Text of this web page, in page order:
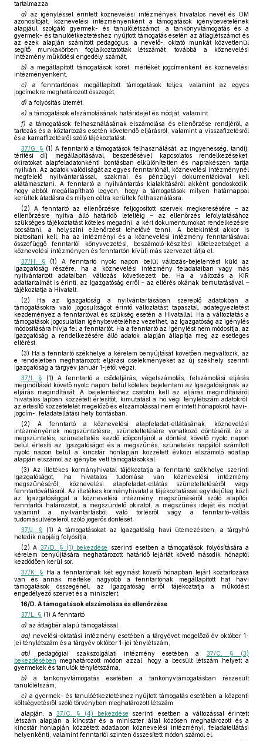
tartalmazza
a) az igényléssel érintett köznevelési intézmények hivatalos nevét és OM
azonosítóját, köznevelési intézményenként a támogatások igénybevételének
alapjául szolgáló gyermek- és tanulólétszámot, a tankönyvtámogatás és a
gyermek- és tanulóétkeztetéshez nyújtott támogatás esetén az átlaglétszámot és
az ezek alapján számított pedagógus, a nevelő-, oktató munkát közvetlenül
segítő munkakörben foglalkoztatottak létszámát, továbbá a köznevelési
intézmény működési engedély számát,
b) a megállapított támogatások körét, mértékét jogcímenként és köznevelési
intézményenként,
c) a fenntartónak megállapított támogatások teljes, valamint az egyes
jogcímekre meghatározott összegét,
d) a folyósítás ütemét,
e) a támogatások elszámolásának határidejét és módját, valamint
f) a támogatások felhasználásának elszámolása és ellenőrzése rendjéről, a
tartozás és a köztartozás esetén követendő eljárásról, valamint a visszafizetésről
és a kamatfizetésről szóló tájékoztatást.
37/G. § (1) A fenntartó a támogatások felhasználását, az ingyenesség, tandíj,
térítési díj megállapításával, beszedésével kapcsolatos rendelkezéseket,
okiratokat alapfeladatonkénti bontásban elkülönítetten és naprakészen tartja
nyilván. Az adatok valódiságát az egyes fenntartónál, köznevelési intézménynél
megfelelő nyilvántartással, szakmai és pénzügyi dokumentációval kell
alátámasztani. A fenntartó a nyilvántartás kialakításáról akként gondoskodik,
hogy abból megállapítható legyen, hogy a támogatások milyen határnappal
kerültek átadásra és milyen célra kerültek felhasználásra.
(2) A fenntartó az ellenőrzésre feljogosított szervek megkeresésére – az
ellenőrzésre nyitva álló határidő leteltéig – az ellenőrzés lefolytatásához
szükséges tájékoztatást köteles megadni, a kért dokumentumokat rendelkezésre
bocsátani, a helyszíni ellenőrzést lehetővé tenni. A betekintést akkor is
biztosítani kell, ha az intézményi és a köznevelési intézmény fenntartásával
összefüggő fenntartói könyvvezetési, beszámoló-készítési kötelezettséget a
köznevelési intézményen és fenntartón kívüli más szervezet látja el.
37/H. § (1) A fenntartó nyolc napon belül változás-bejelentést küld az
Igazgatóság részére, ha a köznevelési intézmény feladataiban vagy más
nyilvántartott adataiban változás következett be. Ha a változás a KIR
adattartalmát is érinti, az Igazgatóság erről – az eltérés okának bemutatásával –
tájékoztatja a Hivatalt.
(2) Ha az Igazgatóság a nyilvántartásában szereplő adatokban a
támogatásokra való jogosultságot érintő változtatást tapasztal, adategyeztetést
kezdeményez a fenntartóval és szükség esetén a Hivatallal. Ha a változtatás a
támogatások jogosulatlan igénybevételéhez vezethet, az Igazgatóság az igénylés
módosítására hívja fel a fenntartót. Ha a fenntartó az igénylést nem módosítja, az
Igazgatóság a rendelkezésére álló adatok alapján állapítja meg az esetleges
eltérést.
(3) Ha a fenntartó székhelye a kérelem benyújtását követően megváltozik, az
e rendeletben meghatározott eljárási cselekményeket az új székhely szerinti
Igazgatóság a tárgyév január 1-jétől végzi.
37/I. § (1) A fenntartó a csődeljárás, végelszámolás, felszámolási eljárás
megindítását követő nyolc napon belül köteles bejelenteni az Igazgatóságnak az
eljárás megindítását. A bejelentéshez csatolni kell az eljárás megindításáról
hivatalos lapban közzétett értesítőt, kimutatást a hó végi ténylétszám adatokról,
az értesítő közzétételét megelőző és elszámolással nem érintett hónapokról havi-,
jogcím-, feladatellátási hely bontásban.
(2) A fenntartó a köznevelési alapfeladat-ellátásának, köznevelési
intézményének megszüntetésre, szüneteltetésére vonatkozó döntéséről és a
megszüntetés, szüneteltetés kezdő időpontjáról a döntést követő nyolc napon
belül értesíti az Igazgatóságot és a megszűnés, szünetelés napjától számított
nyolc napon belül a kincstár honlapján közzétett évközi elszámoló adatlap
alapján elszámol az igénybe vett támogatásokkal.
(3) Az illetékes kormányhivatal tájékoztatja a fenntartó székhelye szerinti
Igazgatóságot, ha hivatalos tudomása van köznevelési intézmény
megszűnéséről, köznevelési alapfeladat-ellátás szüneteltetéséről vagy
fenntartóváltásról. Az illetékes kormányhivatal a tájékoztatással egyidejűleg közli
az Igazgatósággal a köznevelési intézmény megszűnéséről szóló alapítói,
fenntartói határozatot, a megszüntető okiratot, a megszűnés idejét és módját,
valamint a nyilvántartásból való törlésről vagy a fenntartó-váltás
tudomásulvételéről szóló jogerős döntését.
37/J. § (1) A támogatásokat az Igazgatóság havi ütemezésben, a tárgyhó
hetedik napjáig folyósítja.
(2) A 37/D. § (1) bekezdése
szerinti esetben a támogatások folyósítására a
kérelem benyújtására meghatározott határidő lejártát követő második hónaptól
kezdődően kerül sor.
37/K. § Ha a fenntartónak két egymást követő hónapban lejárt köztartozása
van és annak mértéke nagyobb a fenntartónak megállapított hat havi
támogatások összegénél, az Igazgatóság erről tájékoztatja a működést
engedélyező szervet és a minisztert.
16/D. A támogatások elszámolása és ellenőrzése
37/L. § (1) A fenntartó
a) az átlagbér alapú támogatással
aa) nevelési-oktatási intézmény esetében a tárgyévet megelőző év október 1-
jei ténylétszám és a tárgyév október 1-jei ténylétszám,
ab) pedagógiai szakszolgálati intézmény esetében a 37/C. § (3)
bekezdésében meghatározott módon azzal, hogy a becsült létszám helyett a
gyermekek és tanulók ténylétszáma,
b) a tankönyvtámogatás esetében a tankönyvtámogatásban részesült
tanulólétszám,
c) a gyermek- és tanulóétkeztetéshez nyújtott támogatás esetében a központi
költségvetésről szóló törvényben meghatározott létszám
alapján, a 37/C. § (4) bekezdése szerinti esetben a változással érintett
létszám alapján a kincstár és a miniszter által közösen meghatározott és a
kincstár honlapján közzétett adatlapon köznevelési intézményi, feladatellátási
helyenkénti, valamint fenntartói szinten összesített módon számol el.